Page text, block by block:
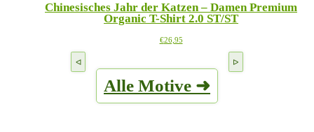
gewählt
werden
auf.
Die
können
gewählt
werden
Chinesisches Jahr der Katzen – Damen Premium
Organic T-Shirt 2.0 ST/ST
€26,95Dieses
Varianten
auf.
Alle Motive ➜